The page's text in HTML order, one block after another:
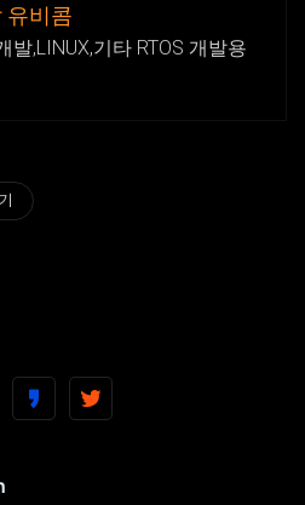
유비콤
발,LINUX,기타 RTOS 개발용